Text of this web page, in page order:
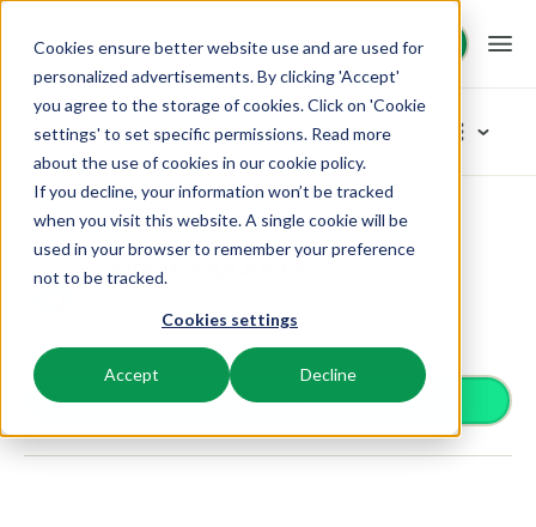
Cookies ensure better website use and are used for
personalized advertisements. By clicking 'Accept'
you agree to the storage of cookies. Click on 'Cookie
settings' to set specific permissions. Read more
about the use of cookies in our cookie policy.
If you decline, your information won’t be tracked
when you visit this website. A single cookie will be
used in your browser to remember your preference
not to be tracked.
Cookies settings
Accept Decline
Demo anfragen
Demo anfragen
Plattform
BEX PMS
PMS
Verwalte alle Backoffice Abläufe.
Vermarkte dein Angebot auf verschiedenen Channels.
Unsere Lösungen
BEX für:
Ferienhäuser, Bungalows, Mobilheime und Weinfässer.
Stellplätze, Camping, Glamping und Zelten.
Ressourcen
Wissenswertes
BEX Educate | Pro
Weiter lernen, weiter führen in der Freizeitbranche
Preise
Kundenstories
App Store
Kategorien durchstöbern
Zutrittskontrolle
Zahlungsanbieter
Zahlungen erhalten
Distribution
Vermarkte dein Angebot auf verschiedenen Plattformen
Gästeerlebnis
Optimiere das Gästeerlebnis
App Store Business Intelligence Google BigQuery
Google BigQuery
Exportiere Daten nach Google BigQuery für wertvolle
Install app